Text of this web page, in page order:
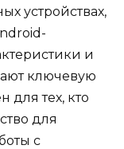
устройствах,
и
ключевую
для тех, кто
для
с